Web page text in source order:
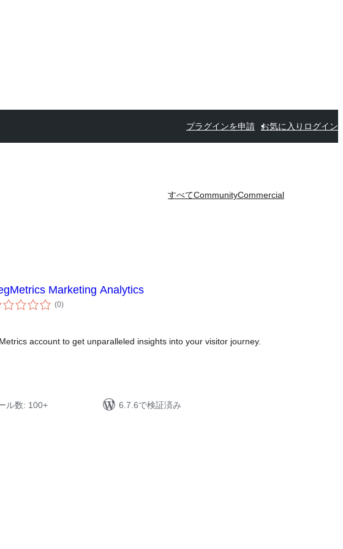
プラグインを申請 お気に入り ログイン
すべてCommunityCommercial
Marketing Analytics
(0個
の)
account to get unparalleled insights into your visitor journey.
ル数: 100+
6.7.6で検証済み